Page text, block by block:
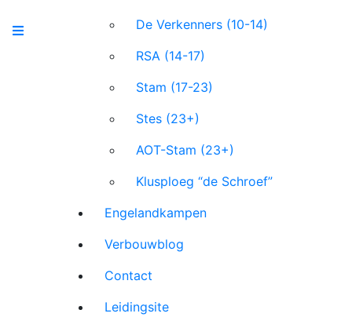
De Verkenners (10-14)
RSA (14-17)
Stam (17-23)
Stes (23+)
AOT-Stam (23+)
Klusploeg “de Schroef”
Engelandkampen
Verbouwblog
Contact
Leidingsite